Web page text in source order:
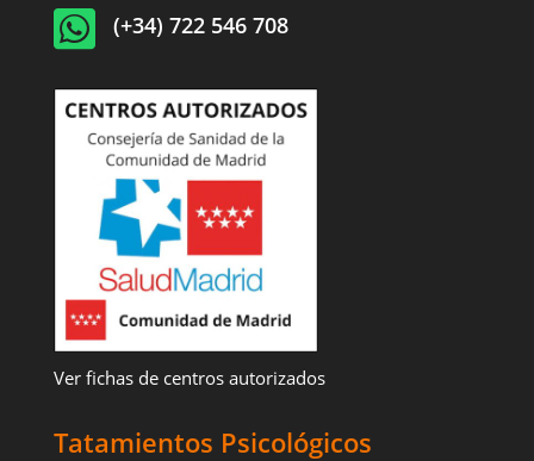
 (+34) 722 546 708
Ver fichas de centros autorizados
Tatamientos Psicológicos